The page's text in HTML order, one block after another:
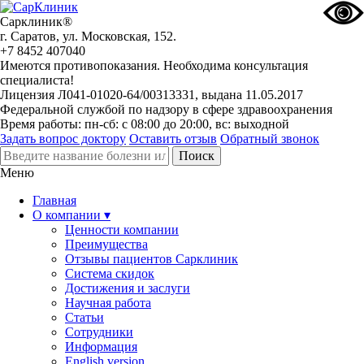
Сарклиник®
г. Саратов, ул. Московская, 152.
+7 8452 407040
Имеются противопоказания. Необходима консультация
специалиста!
Лицензия Л041-01020-64/00313331, выдана 11.05.2017
Федеральной службой по надзору в сфере здравоохранения
Время работы: пн-сб: с 08:00 до 20:00, вс: выходной
Задать вопрос доктору Оставить отзыв Обратный звонок
Меню
Главная
О компании ▾
Ценности компании
Преимущества
Отзывы пациентов Сарклиник
Система скидок
Достижения и заслуги
Научная работа
Статьи
Сотрудники
Информация
English version